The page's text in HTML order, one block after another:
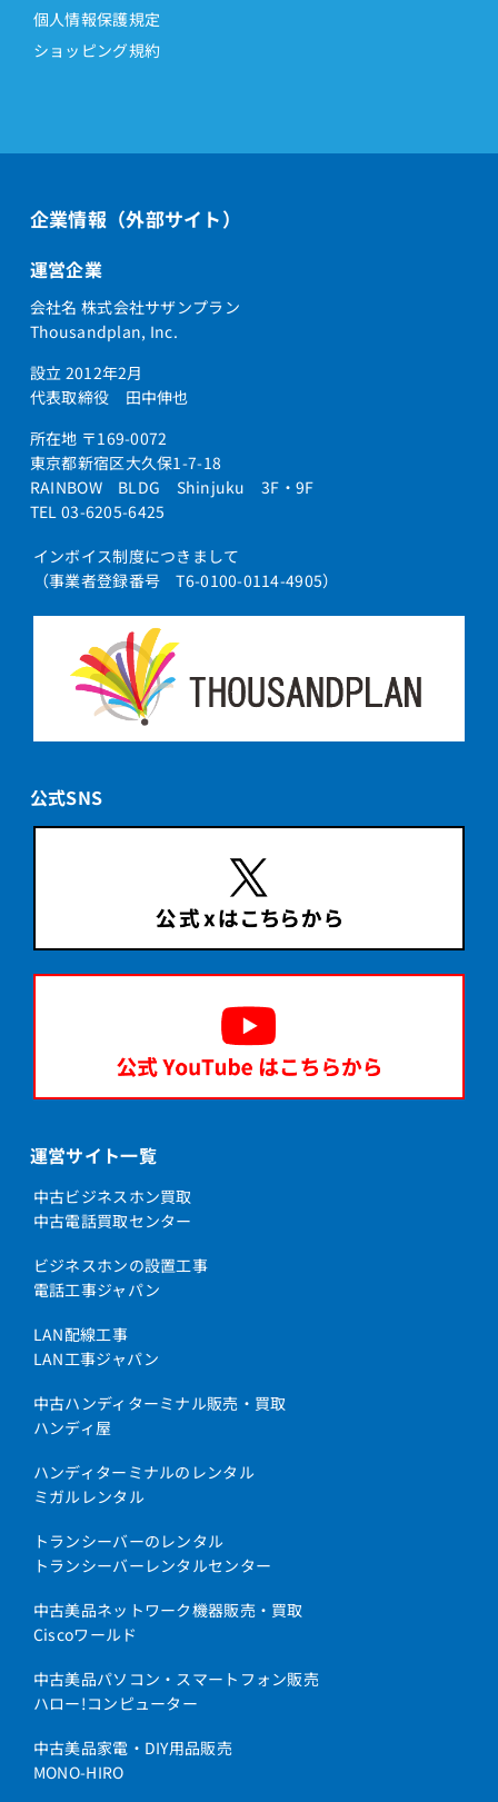
個人情報保護規定
ショッピング規約
企業情報（外部サイト）
運営企業
会社名 株式会社サザンプラン
Thousandplan, Inc.
設立 2012年2月
代表取締役 田中伸也
所在地 〒169-0072
東京都新宿区大久保1-7-18
RAINBOW BLDG Shinjuku 3F・9F
TEL 03-6205-6425
インボイス制度につきまして
（事業者登録番号 T6-0100-0114-4905）
公式SNS
運営サイト一覧
中古ビジネスホン買取
中古電話買取センター
ビジネスホンの設置工事
電話工事ジャパン
LAN配線工事
LAN工事ジャパン
中古ハンディターミナル販売・買取
ハンディ屋
ハンディターミナルのレンタル
ミガルレンタル
トランシーバーのレンタル
トランシーバーレンタルセンター
中古美品ネットワーク機器販売・買取
Ciscoワールド
中古美品パソコン・スマートフォン販売
ハロー!コンピューター
中古美品家電・DIY用品販売
MONO-HIRO